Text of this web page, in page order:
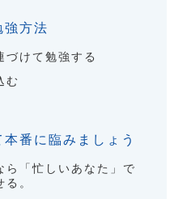
強方法
けて勉強する
む
番に臨みましょう
ら「忙しいあなた」で
。